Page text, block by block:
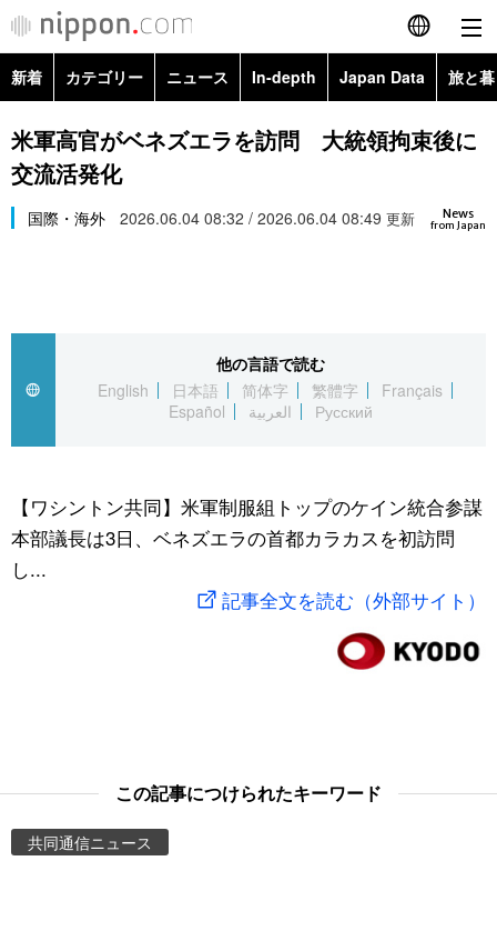
English
简体字
Русский
カテゴリー
経済・ビジネス
国際
文化
トップ
アーカイブ
In-depth
Japan Data
動画/Live
People
新着 カテゴリー ニュース In-depth Japan Data 旅と
政治・外交
経済・ビジネス
スポーツ・東京2020
Topics
米軍高官がベネズエラを訪問 大統領拘束後に
交流活発化
News
from Japan
国際・海外 2026.06.04 08:32 / 2026.06.04 08:49 更新
他の言語で読む
English
日本語 简体字 繁體字
Français
Español
العربية Русский
【ワシントン共同】米軍制服組トップのケイン統合参謀
本部議長は3日、ベネズエラの首都カラカスを初訪問
し...
記事全文を読む（外部サイト）
この記事につけられたキーワード
共同通信ニュース